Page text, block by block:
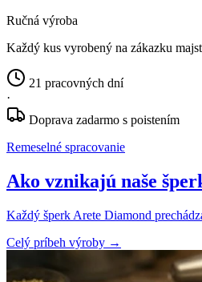
Ručná výroba
Každý kus vyrobený na zákazku
21 pracovných dní
·
Doprava zadarmo s poistením
Remeselné spracovanie
Ako vznikajú naše
Každý šperk Arete Diamond
Celý príbeh výroby →